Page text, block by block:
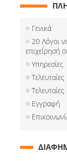
Γενικά
20 Λόγοι
επιχείρησή
Υπηρεσίες
Εγγραφή